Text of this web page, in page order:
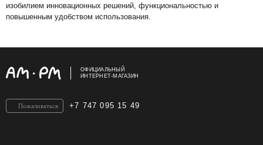
изобилием инновационных решений, функциональностью и
повышенным удобством использования.
Высокое качество и узнаваемый стиль немецкого бренда AM.PM
работает над расширением ассортимента, выпуская различные типы
для ванны и душа с коротким или длинным изливом;
ОФИЦИАЛЬНЫЙ
ИНТЕРНЕТ-МАГАЗИН
+7 747 095 15 49
Пожаловаться